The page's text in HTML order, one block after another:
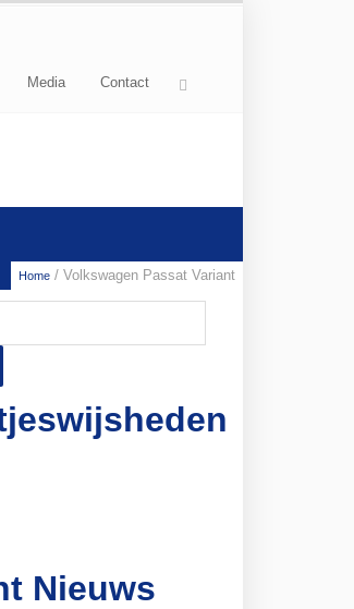
Media Contact
Home / Volkswagen Passat Variant
Nieuws